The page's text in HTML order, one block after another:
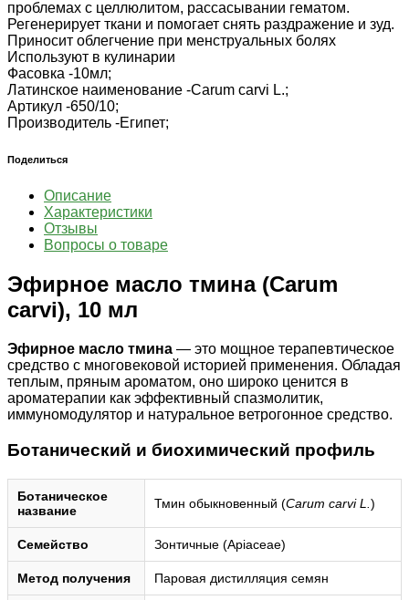
проблемах с целлюлитом, рассасывании гематом.
Регенерирует ткани и помогает снять раздражение и зуд.
Приносит облегчение при менструальных болях
Используют в кулинарии
Фасовка -10мл;
Латинское наименование -Carum carvi L.;
Артикул -650/10;
Производитель -Египет;
Поделиться
Описание
Характеристики
Отзывы
Вопросы о товаре
Эфирное масло тмина (Carum
carvi), 10 мл
Эфирное масло тмина — это мощное терапевтическое
средство с многовековой историей применения. Обладая
теплым, пряным ароматом, оно широко ценится в
ароматерапии как эффективный спазмолитик,
иммуномодулятор и натуральное ветрогонное средство.
Ботанический и биохимический профиль
Ботаническое
название
Тмин обыкновенный (Carum carvi L. )
Семейство Зонтичные (Apiaceae)
Метод получения Паровая дистилляция семян